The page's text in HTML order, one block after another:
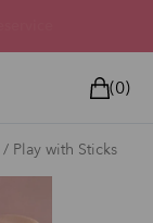
(0)
/ Play with Sticks